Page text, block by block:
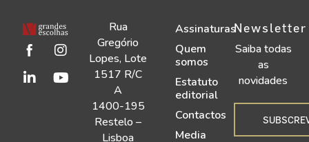
Rua
Gregório
Lopes, Lote
1517 R/C
A
1400-195
Restelo –
Lisboa
Assinaturas
Quem
somos
Estatuto
editorial
Contactos
Media
Newsletter
Saiba todas
as
novidades